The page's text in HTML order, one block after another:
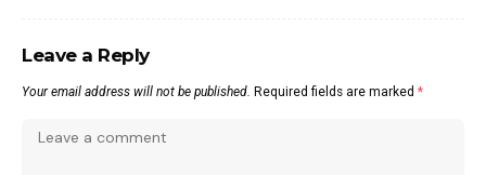
Leave a Reply
Your email address will not be published. Required fields are marked *